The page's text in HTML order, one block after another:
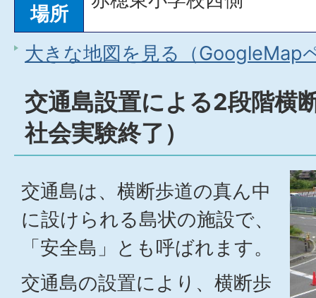
場所
大きな地図を見る（GoogleMap
交通島設置による2段階横
社会実験終了）
交通島は、横断歩道の真ん中
に設けられる島状の施設で、
「安全島」とも呼ばれます。
交通島の設置により、横断歩